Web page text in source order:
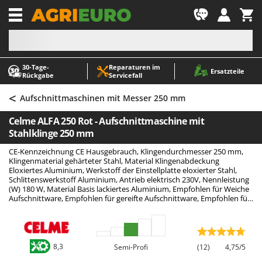
30‑Tage-
Rückgabe
Reparaturen im
Servicefall
Ersatzteile
-1
A
Abbeermaschinen - Traubenmühlen
Abfüllgeräte
Akku Gartenscheren
Akku Gras- und Strauchscheren
Akku-Stichsägen
Allzwecktransporter - Motorschubkarren
Alu-Teleskopleitern
Anbaubagger Heckbagger für Traktoren
Arbeitsschutzkleidung
Aschesauger
Astkettensägen - Hochentaster
A
ABAC
AgriEuro Premium
AgriEuro TOP-LINE
AGT
Aima
Airmec
AL-KO
ALA 2000
Alce
Alpina
Ama
< Aufschnittmaschinen mit Messer 250 mm
Celme ALFA 250 Rot - Aufschnittmaschine mit
Stahlklinge 250 mm
CE-Kennzeichnung CE Hausgebrauch, Klingendurchmesser 250 mm,
Klingenmaterial gehärteter Stahl, Material Klingenabdeckung
Eloxiertes Aluminium, Werkstoff der Einstellplatte eloxierter Stahl,
Schlittenswerkstoff Aluminium, Antrieb elektrisch 230V, Nennleistung
(W) 180 W, Material Basis lackiertes Aluminium, Empfohlen für Weiche
Aufschnittware, Empfohlen für gereifte Aufschnittware, Empfohlen für
8,3 Semi-Profi (12) 4,75/5